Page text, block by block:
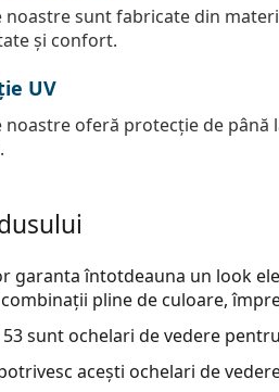
noastre sunt fabricate din
și confort.
UV
noastre oferă protecție de până
garanta întotdeauna un look
pline de culoare,
sunt ochelari de vedere
acești ochelari de